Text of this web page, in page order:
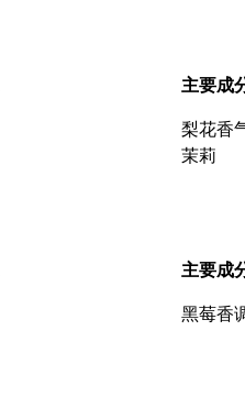
主要成
梨花香
茉莉
主要成
黑莓香